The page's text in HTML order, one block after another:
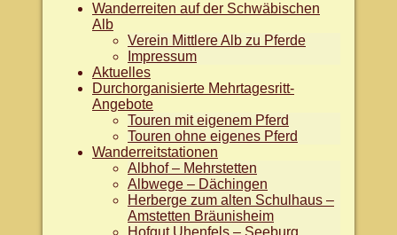
Wanderreiten auf der Schwäbischen
Alb
Verein Mittlere Alb zu Pferde
Impressum
Aktuelles
Durchorganisierte Mehrtagesritt-
Angebote
Touren mit eigenem Pferd
Touren ohne eigenes Pferd
Wanderreitstationen
Albhof – Mehrstetten
Albwege – Dächingen
Herberge zum alten Schulhaus –
Amstetten Bräunisheim
Hofgut Uhenfels – Seeburg